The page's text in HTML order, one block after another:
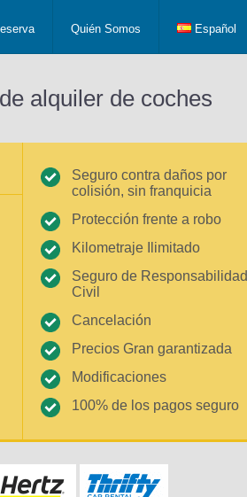
Quién Somos Español
alquiler de coches
Seguro contra daños por
colisión, sin franquicia
Protección frente a robo
Kilometraje Ilimitado
Seguro de Responsabilidad
Civil
Cancelación
Precios Gran garantizada
Modificaciones
100% de los pagos seguro